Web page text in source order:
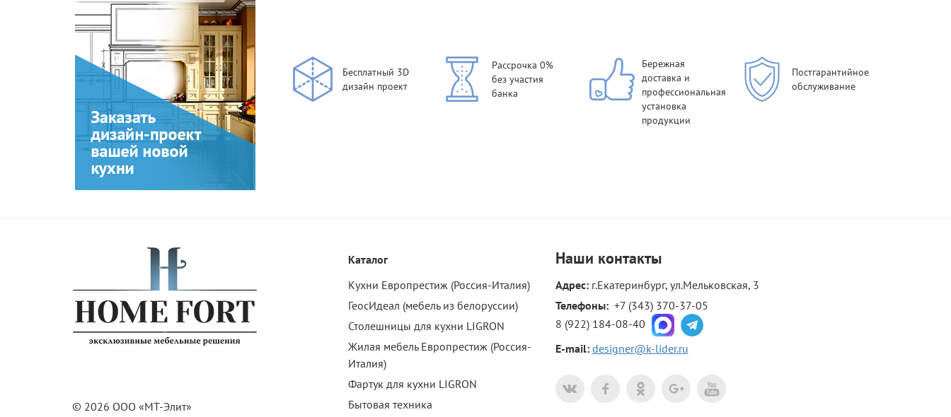
Бесплатный 3D
дизайн проект
Рассрочка 0%
без участия
банка
Бережная
доставка и
профессиональная
установка
продукции
Постгарантийное
обслуживание
© 2026 ООО «МТ-Элит»
Каталог
Кухни Европрестиж (Россия-Италия)
ГеосИдеал (мебель из белоруссии)
Столешницы для кухни LIGRON
Жилая мебель Европрестиж (Россия-
Италия)
Фартук для кухни LIGRON
Бытовая техника
Наши контакты
Адрес: г.Екатеринбург, ул.Мельковская, 3
Телефоны: +7 (343) 370-37-05
8 (922) 184-08-40
E-mail: designer@k-lider.ru